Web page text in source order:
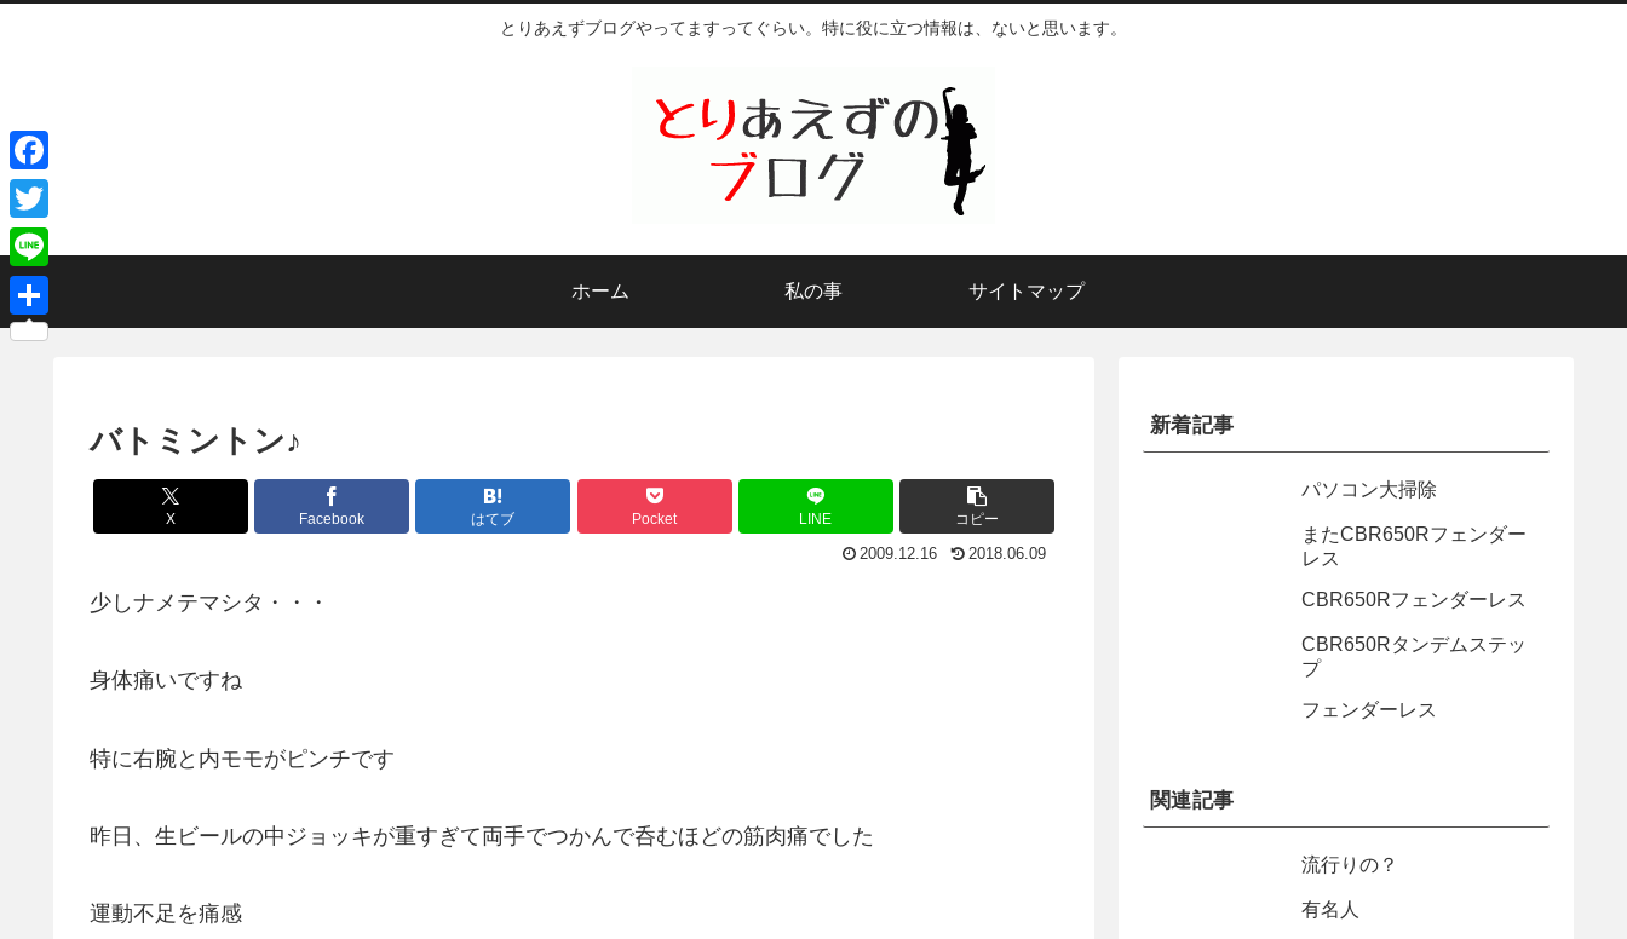
とりあえずブログやってますってぐらい。特に役に立つ情報は、ないと思います。
ホーム 私の事 サイトマップ
バトミントン♪
X Facebook はてブ Pocket LINE コピー
2009.12.16 2018.06.09
少しナメテマシタ・・・
身体痛いですね
特に右腕と内モモがピンチです
昨日、生ビールの中ジョッキが重すぎて両手でつかんで呑むほどの筋肉痛でした
運動不足を痛感
新着記事
パソコン大掃除
またCBR650Rフェンダー
レス
CBR650Rフェンダーレス
CBR650Rタンデムステッ
プ
フェンダーレス
関連記事
流行りの？
有名人
F
a
c
e
b
T
w
i
L
i共